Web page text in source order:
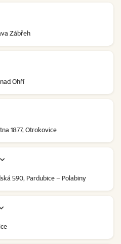
Zábřeh
Ohří
1877, Otrokovice
590, Pardubice – Polabiny